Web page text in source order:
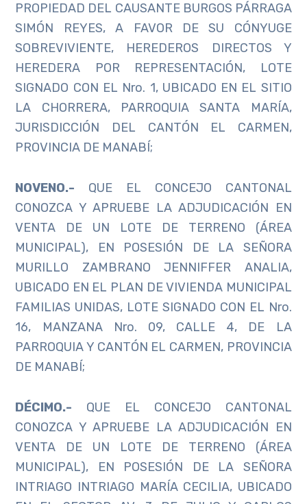
PROPIEDAD DEL CAUSANTE BURGOS PÁRRAGA
SIMÓN REYES, A FAVOR DE SU CÓNYUGE
SOBREVIVIENTE, HEREDEROS DIRECTOS Y
HEREDERA POR REPRESENTACIÓN, LOTE
SIGNADO CON EL Nro. 1, UBICADO EN EL SITIO
LA CHORRERA, PARROQUIA SANTA MARÍA,
JURISDICCIÓN DEL CANTÓN EL CARMEN,
PROVINCIA DE MANABÍ;
NOVENO.- QUE EL CONCEJO CANTONAL
CONOZCA Y APRUEBE LA ADJUDICACIÓN EN
VENTA DE UN LOTE DE TERRENO (ÁREA
MUNICIPAL), EN POSESIÓN DE LA SEÑORA
MURILLO ZAMBRANO JENNIFFER ANALIA,
UBICADO EN EL PLAN DE VIVIENDA MUNICIPAL
FAMILIAS UNIDAS, LOTE SIGNADO CON EL Nro.
16, MANZANA Nro. 09, CALLE 4, DE LA
PARROQUIA Y CANTÓN EL CARMEN, PROVINCIA
DE MANABÍ;
DÉCIMO.- QUE EL CONCEJO CANTONAL
CONOZCA Y APRUEBE LA ADJUDICACIÓN EN
VENTA DE UN LOTE DE TERRENO (ÁREA
MUNICIPAL), EN POSESIÓN DE LA SEÑORA
INTRIAGO INTRIAGO MARÍA CECILIA, UBICADO